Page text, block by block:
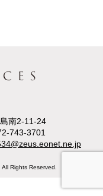
南2-11-24
743-3701
Rights Reserved.